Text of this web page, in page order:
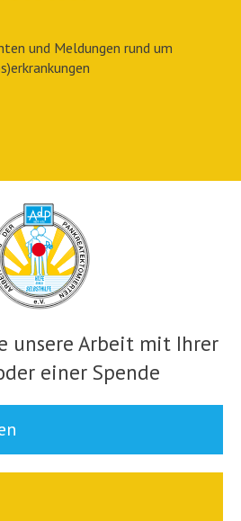
und Meldungen rund um
unsere Arbeit mit Ihrer
einer Spende